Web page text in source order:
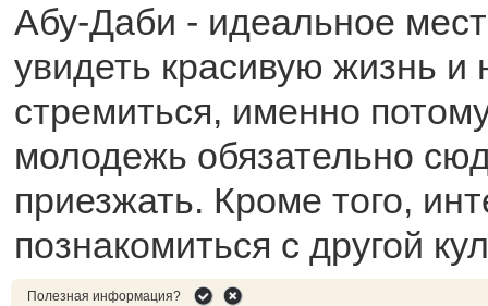
Абу-Даби - идеальное
увидеть красивую жизнь и
стремиться, именно
молодежь обязательно
приезжать. Кроме того,
познакомиться с другой
Полезная информация?